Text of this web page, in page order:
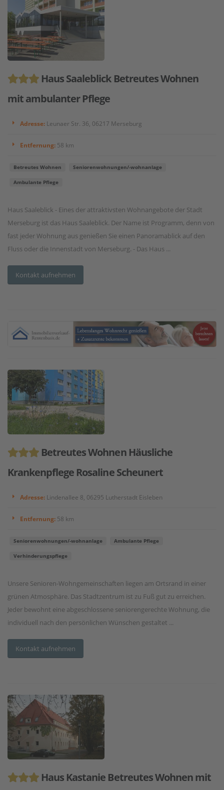
Haus Saaleblick Betreutes Wohnen
mit ambulanter Pflege
Adresse: Leunaer Str. 36, 06217 Merseburg
Entfernung: 58 km
Betreutes Wohnen Seniorenwohnungen/-wohnanlage
Ambulante Pflege
Haus Saaleblick - Eines der attraktivsten Wohnangebote der Stadt
Merseburg ist das Haus Saaleblick. Der Name ist Programm, denn von
fast jeder Wohnung aus genießen Sie einen Panoramablick auf den
Fluss oder die Innenstadt von Merseburg. - Das Haus ...
Kontakt aufnehmen
Betreutes Wohnen Häusliche
Krankenpflege Rosaline Scheunert
Adresse: Lindenallee 8, 06295 Lutherstadt Eisleben
Entfernung: 58 km
Seniorenwohnungen/-wohnanlage Ambulante Pflege
Verhinderungspflege
Unsere Senioren-Wohngemeinschaften liegen am Ortsrand in einer
grünen Atmosphäre. Das Stadtzentrum ist zu Fuß gut zu erreichen.
Jeder bewohnt eine abgeschlossene seniorengerechte Wohnung, die
individuell nach den persönlichen Wünschen gestaltet ...
Kontakt aufnehmen
Haus Kastanie Betreutes Wohnen mit